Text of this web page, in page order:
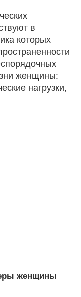
в
которых
женщины:
нагрузки,
женщины